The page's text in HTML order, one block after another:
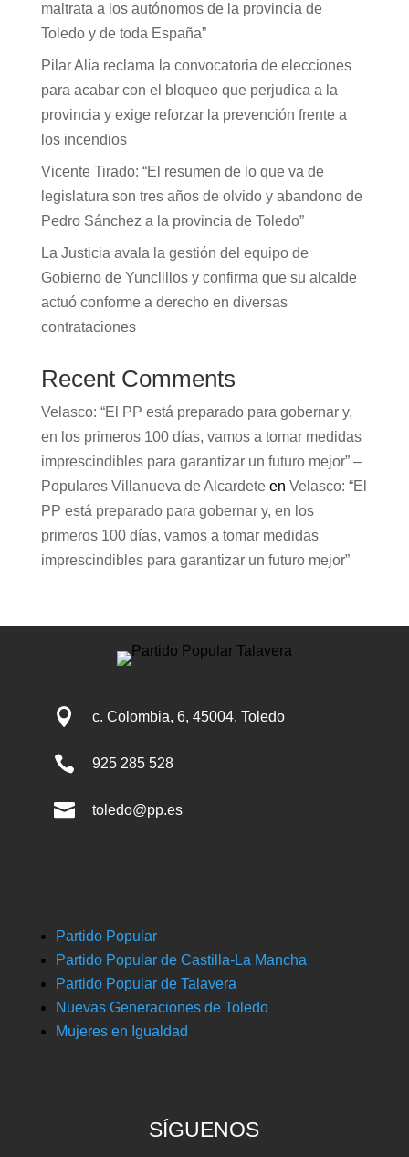
maltrata a los autónomos de la provincia de
Toledo y de toda España”
Pilar Alía reclama la convocatoria de elecciones
para acabar con el bloqueo que perjudica a la
provincia y exige reforzar la prevención frente a
los incendios
Vicente Tirado: “El resumen de lo que va de
legislatura son tres años de olvido y abandono de
Pedro Sánchez a la provincia de Toledo”
La Justicia avala la gestión del equipo de
Gobierno de Yunclillos y confirma que su alcalde
actuó conforme a derecho en diversas
contrataciones
Recent Comments
Velasco: “El PP está preparado para gobernar y,
en los primeros 100 días, vamos a tomar medidas
imprescindibles para garantizar un futuro mejor” –
Populares Villanueva de Alcardeteen Velasco: “El
PP está preparado para gobernar y, en los
primeros 100 días, vamos a tomar medidas
imprescindibles para garantizar un futuro mejor”
 c. Colombia, 6, 45004, Toledo
 925 285 528
 toledo@pp.es
Partido Popular
Partido Popular de Castilla-La Mancha
Partido Popular de Talavera
Nuevas Generaciones de Toledo
Mujeres en Igualdad
SÍGUENOS